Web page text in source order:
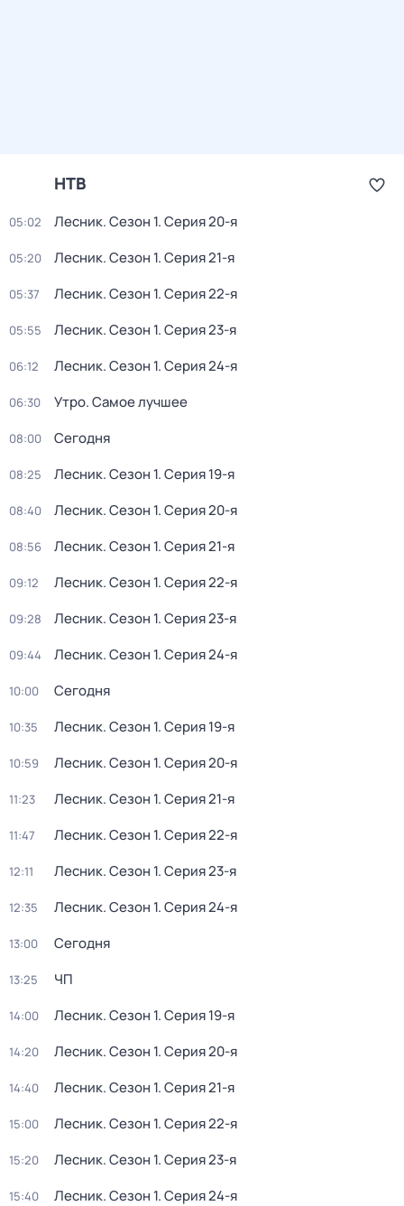
НТВ
05:02 Лесник. Сезон 1. Серия 20-я
05:20 Лесник. Сезон 1. Серия 21-я
05:37 Лесник. Сезон 1. Серия 22-я
05:55 Лесник. Сезон 1. Серия 23-я
06:12 Лесник. Сезон 1. Серия 24-я
06:30 Утро. Самое лучшее
08:00 Сегодня
08:25 Лесник. Сезон 1. Серия 19-я
08:40 Лесник. Сезон 1. Серия 20-я
08:56 Лесник. Сезон 1. Серия 21-я
09:12 Лесник. Сезон 1. Серия 22-я
09:28 Лесник. Сезон 1. Серия 23-я
09:44 Лесник. Сезон 1. Серия 24-я
10:00 Сегодня
10:35 Лесник. Сезон 1. Серия 19-я
10:59 Лесник. Сезон 1. Серия 20-я
11:23 Лесник. Сезон 1. Серия 21-я
11:47 Лесник. Сезон 1. Серия 22-я
12:11 Лесник. Сезон 1. Серия 23-я
12:35 Лесник. Сезон 1. Серия 24-я
13:00 Сегодня
13:25 ЧП
14:00 Лесник. Сезон 1. Серия 19-я
14:20 Лесник. Сезон 1. Серия 20-я
14:40 Лесник. Сезон 1. Серия 21-я
15:00 Лесник. Сезон 1. Серия 22-я
15:20 Лесник. Сезон 1. Серия 23-я
15:40 Лесник. Сезон 1. Серия 24-я